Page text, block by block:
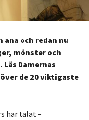
ana och redan nu
mönster och
Damernas
de 20 viktigaste
har talat –